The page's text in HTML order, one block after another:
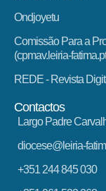
Ondjoyetu
Comissão Para a
(cpmav.leiria-
REDE - Revista
Contactos
Largo Padre
diocese@leiria-
+351 244 845 030